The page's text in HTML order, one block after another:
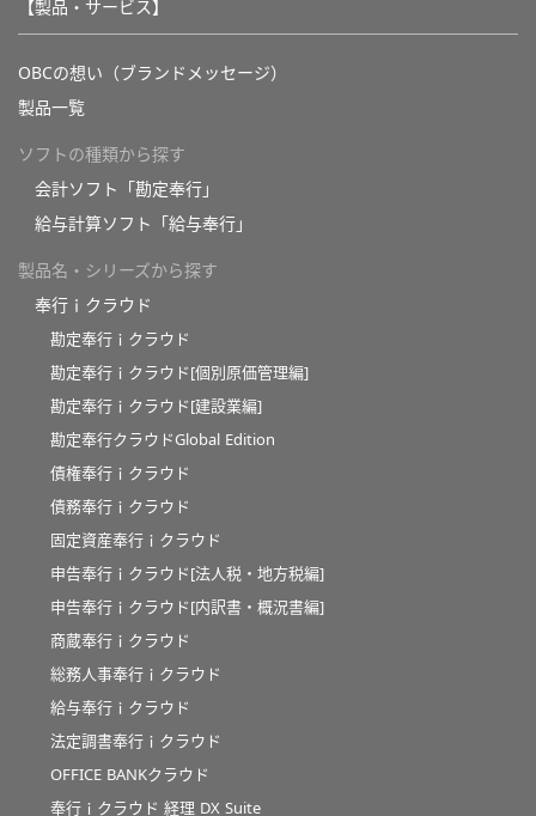
【製品・サービス】
OBCの想い（ブランドメッセージ）
製品一覧
ソフトの種類から探す
会計ソフト「勘定奉行」
給与計算ソフト「給与奉行」
製品名・シリーズから探す
奉行ｉクラウド
勘定奉行ｉクラウド
勘定奉行ｉクラウド[個別原価管理編]
勘定奉行ｉクラウド[建設業編]
勘定奉行クラウドGlobal Edition
債権奉行ｉクラウド
債務奉行ｉクラウド
固定資産奉行ｉクラウド
申告奉行ｉクラウド[法人税・地方税編]
申告奉行ｉクラウド[内訳書・概況書編]
商蔵奉行ｉクラウド
総務人事奉行ｉクラウド
給与奉行ｉクラウド
法定調書奉行ｉクラウド
OFFICE BANKクラウド
奉行ｉクラウド 経理 DX Suite